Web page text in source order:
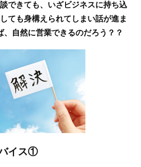
できても、いざビジネスに持ち込
ても身構えられてしまい話が進ま
、自然に営業できるのだろう？？
イス①